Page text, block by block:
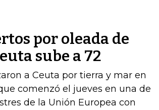
por oleada de
sube a 72
a Ceuta por tierra y mar en
comenzó el jueves en una de
de la Unión Europea con